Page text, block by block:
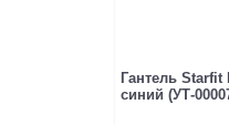
Гантель Starfit
синий (УТ-